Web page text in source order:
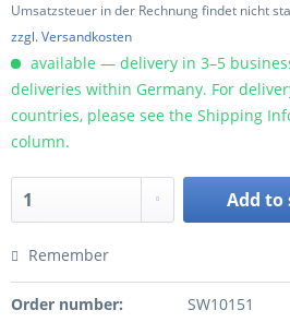
Umsatzsteuer in der Rechnung findet nicht
zzgl. Versandkosten
available — delivery in 3–5
deliveries within Germany. For
countries, please see the Shipping
column.
Add to
Remember
Order number: SW10151